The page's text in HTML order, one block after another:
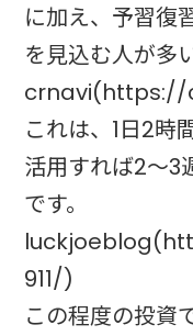
に加え、予習復
を見込む人が多
これは、1日2時
活用すれば2～3
です。
911/)
この程度の投資